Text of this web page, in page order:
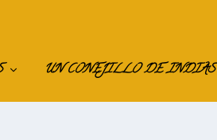
UN CONEJILLO DE INDIAS